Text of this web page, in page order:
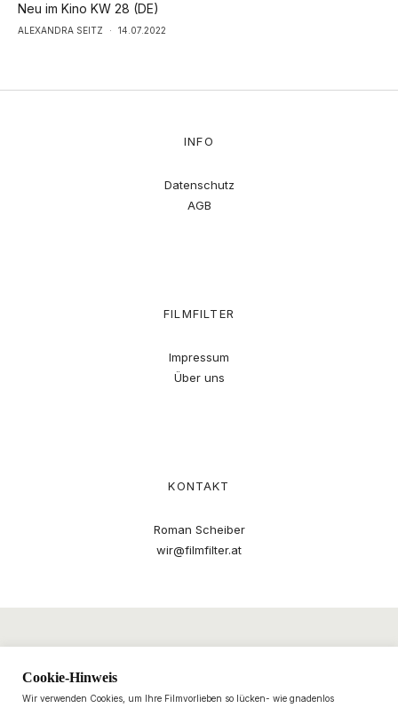
Neu im Kino KW 28 (DE)
ALEXANDRA SEITZ · 14.07.2022
INFO
Datenschutz
AGB
FILMFILTER
Impressum
Über uns
KONTAKT
Roman Scheiber
wir@filmfilter.at
Cookie-Hinweis
Wir verwenden Cookies, um Ihre Filmvorlieben so lücken- wie gnadenlos